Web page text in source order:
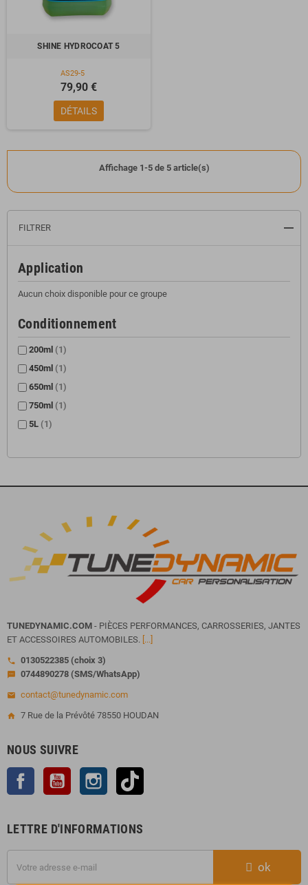
FILTRER
Application
Aucun choix disponible pour ce groupe
Conditionnement
200ml (1)
450ml (1)
650ml (1)
750ml (1)
5L (1)
SHINE HYDROCOAT 5
AS29-5
79,90 €
DÉTAILS
Affichage 1-5 de 5 article(s)
TUNEDYNAMIC.COM - PIÈCES PERFORMANCES, CARROSSERIES, JANTES
ET ACCESSOIRES AUTOMOBILES. [...]
call 0130522385 (choix 3)
sms 0744890278 (SMS/WhatsApp)
email contact@tunedynamic.com
home 7 Rue de la Prévôté 78550 HOUDAN
NOUS SUIVRE
Facebook YouTube Instagram
LETTRE D'INFORMATIONS
ok